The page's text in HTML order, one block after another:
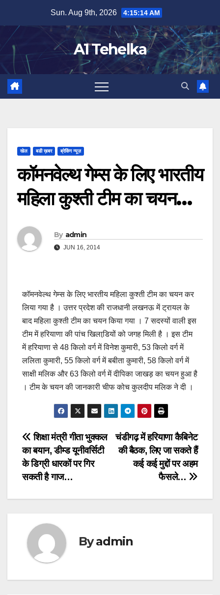
content
Sun. Aug 9th, 2026 4:15:14 AM
A1 Tehelka
खेल बडी ख़बर ब्रेकिंग न्यूज़
कॉमनवेल्थ गेम्स के लिए भारतीय
महिला कुश्ती टीम का चयन…
By admin
JUN 16, 2014
कॉमनवेल्थ गेम्स के लिए भारतीय महिला कुश्ती टीम का चयन कर
लिया गया है । उत्तर प्रदेश की राजधानी लखनऊ में ट्रायल के
बाद महिला कुश्ती टीम का चयन किया गया । 7 सदस्यों वाली इस
टीम में हरियाणा की पांच खिलाडि़यों को जगह मिली है । इस टीम
में हरियाणा से 48 किलो वर्ग में विनेश कुमारी, 53 किलो वर्ग में
ललिता कुमारी, 55 किलो वर्ग में बबीता कुमारी, 58 किलो वर्ग में
साक्षी मलिक और 63 किलो वर्ग में दीपिका जाखड़ का चयन हुआ है
। टीम के चयन की जानकारी चीफ कोच कुलदीप मलिक ने दी ।
Post
navigation
चंडीगढ़ में हरियाणा कैबिनेट
की बैठक, लिए जा सकते हैं
कई कई मुद्दों पर अहम
फैसले…
शिक्षा मंत्री गीता भुक्कल
का बयान, डीम्ड यूनीवर्सिटी
के डिग्री धारकों पर गिर
सकती है गाज…
Byadmin